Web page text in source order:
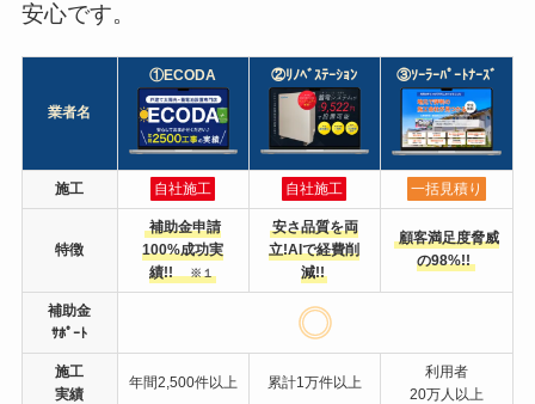
安心です。
業者名
①ECODA ②ﾘﾉﾍﾞｽﾃｰｼｮﾝ ③ｿｰﾗｰﾊﾟｰﾄﾅｰｽﾞ
施工 自社施工 自社施工 一括見積り
特徴
補助金申請
100%成功実
績!!
※１
安さ品質を両
立!AIで経費削
減!!
顧客満足度脅威
の98%!!
補助金
ｻﾎﾟｰﾄ
施工
実績
年間2,500件以上 累計1万件以上
利用者
20万人以上